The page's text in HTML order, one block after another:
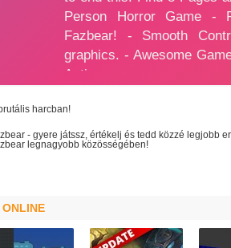
harcban!
- gyere játssz, értékelj és tedd közzé legjobb
legnagyobb közösségében!